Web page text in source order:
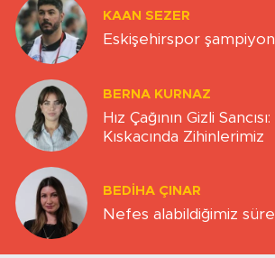
KAAN SEZER
Eskişehirspor
BERNA KURNAZ
Hız Çağının Gizli
Kıskacında Zihinlerimiz
BEDIHA ÇINAR
Nefes alabildiğimiz